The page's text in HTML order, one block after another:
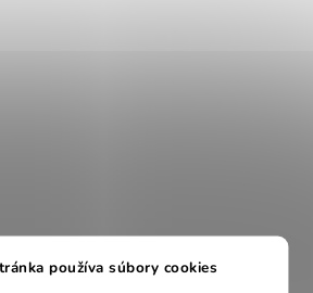
používa súbory cookies